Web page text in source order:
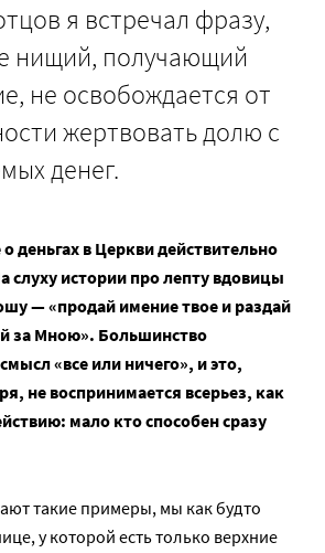
я встречал фразу,
нищий, получающий
не освобождается от
жертвовать долю с
денег.
деньгах в Церкви действительно
слуху истории про лепту вдовицы
— «продай имение твое и раздай
за Мною». Большинство
«все или ничего», и это,
не воспринимается всерьез, как
мало кто способен сразу
такие примеры, мы как будто
у которой есть только верхние